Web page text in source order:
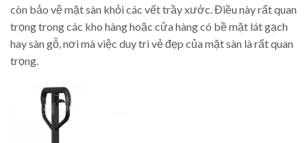
còn bảo vệ mặt sàn khỏi các vết trầy xước. Điều này rất quan
trọng trong các kho hàng hoặc cửa hàng có bề mặt lát gạch
hay sàn gỗ, nơi mà việc duy trì vẻ đẹp của mặt sàn là rất quan
trọng.